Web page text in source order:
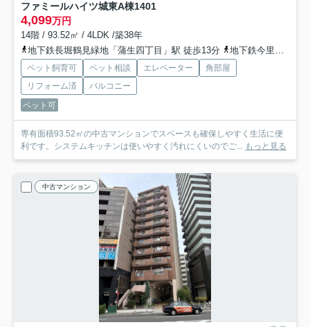
ファミールハイツ城東A棟1401
4,099万円
14階 / 93.52㎡ / 4LDK /築38年
地下鉄長堀鶴見緑地「蒲生四丁目」駅 徒歩13分
地下鉄今里筋線「蒲生四丁目」駅 徒歩13分
ペット飼育可 ペット相談 エレベーター
角部屋
リフォーム済
バルコニー
ペット可
専有面積93.52㎡の中古マンションでスペースも確保しやすく生活に便
利です。システムキッチンは使いやすく汚れにくいのでご... もっと見る
中古マンション